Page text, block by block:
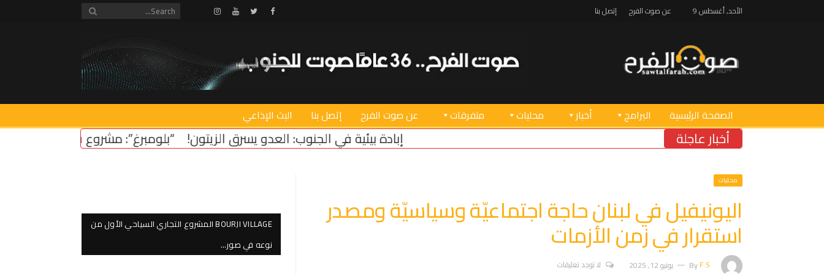
الأحد, أغسطس 9 عن صوت الفرح إتصل بنا Facebook
Twitter
Youtube
Instagram
الصفحة الرئيسية البرامج أخبار محليات متفرقات عن صوت الفرح إتصل بنا البث الإذاعي
أخبار عاجلة إبادة بيئية في الجنوب: العدو يسرق الزيتون! “بلومبرغ”: مشروع قانون أميركي لدعم استقرار لبنان
محليات
اليونيفيل في لبنان حاجة اجتماعيّة وسياسيّة ومصدر
استقرار في زمن الأزمات
ByF.S يونيو 12, 2025 لا توجد تعليقات
BOURJI VILLAGE المشروع التجاري السياحي الأول من
نوعه في صور…